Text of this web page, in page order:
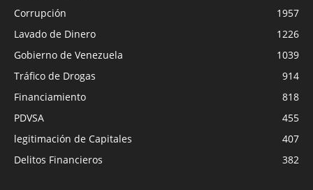
Corrupción
1957
Lavado de Dinero
1226
Gobierno de Venezuela
1039
Tráfico de Drogas
914
Financiamiento
818
PDVSA
455
legitimación de Capitales
407
Delitos Financieros
382